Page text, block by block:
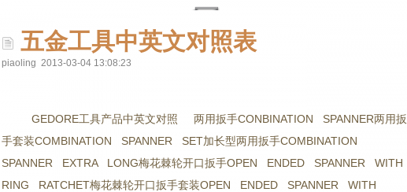
五金工具中英文对照表
piaoling 2013-03-04 13:08:23
GEDORE工具产品中英文对照 两用扳手CONBINATION SPANNER两用扳
手套装COMBINATION SPANNER SET加长型两用扳手COMBINATION
SPANNER EXTRA LONG梅花棘轮开口扳手OPEN ENDED SPANNER WITH
RING RATCHET梅花棘轮开口扳手套装OPEN ENDED SPANNER WITH